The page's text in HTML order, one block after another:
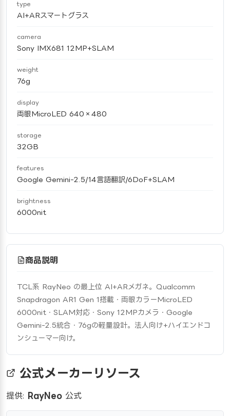
type
AI+ARスマートグラス
camera
Sony IMX681 12MP+SLAM
weight
76g
display
両眼MicroLED 640×480
storage
32GB
features
Google Gemini-2.5/14言語翻訳/6DoF+SLAM
brightness
6000nit
商品説明
TCL系 RayNeo の最上位 AI+ARメガネ。Qualcomm
Snapdragon AR1 Gen 1搭載・両眼カラーMicroLED
6000nit・SLAM対応・Sony 12MPカメラ・Google
Gemini-2.5統合・76gの軽量設計。法人向け+ハイエンドコ
ンシューマー向け。
公式メーカーリソース
提供: RayNeo 公式